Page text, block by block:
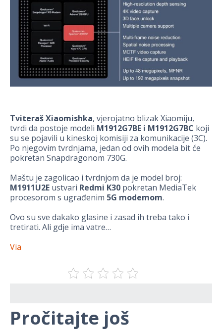
Tviteraš Xiaomishka, vjerojatno blizak Xiaomiju,
tvrdi da postoje modeli M1912G7BE i M1912G7BC koji
su se pojavili u kineskoj komisiji za komunikacije (3C).
Po njegovim tvrdnjama, jedan od ovih modela bit će
pokretan Snapdragonom 730G.
Maštu je zagolicao i tvrdnjom da je model broj:
M1911U2E ustvari Redmi K30 pokretan MediaTek
procesorom s ugrađenim 5G modemom.
Ovo su sve dakako glasine i zasad ih treba tako i
tretirati. Ali gdje ima vatre…
Via
Pročitajte još